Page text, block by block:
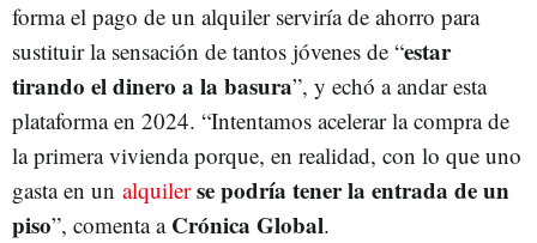
forma el pago de un alquiler serviría de ahorro para
sustituir la sensación de tantos jóvenes de “estar
tirando el dinero a la basura”, y echó a andar esta
plataforma en 2024. “Intentamos acelerar la compra de
la primera vivienda porque, en realidad, con lo que uno
gasta en un alquiler se podría tener la entrada de un
piso”, comenta a Crónica Global.